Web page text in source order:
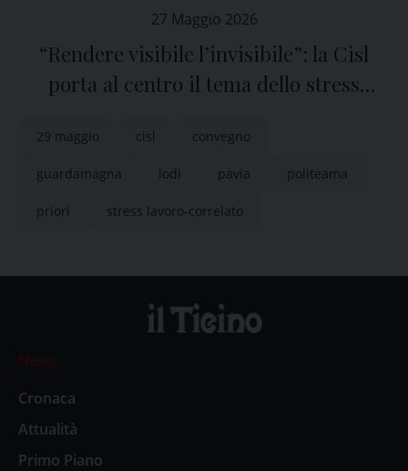
27 Maggio 2026
“Rendere visibile l’invisibile”: la Cisl
porta al centro il tema dello stress
29 maggio cisl convegno
guardamagna lodi pavia politeama
priori stress lavoro-correlato
News
Cronaca
Attualità
Primo Piano